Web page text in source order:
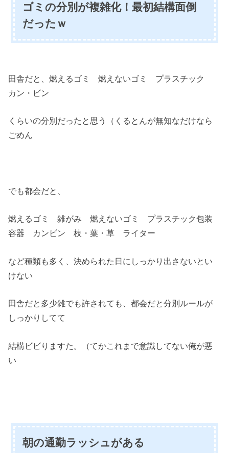
ゴミの分別が複雑化！最初結構面倒
だったｗ
田舎だと、燃えるゴミ 燃えないゴミ プラスチック
カン・ビン
くらいの分別だったと思う（くるとんが無知なだけなら
ごめん
でも都会だと、
燃えるゴミ 雑がみ 燃えないゴミ プラスチック包装
容器 カンビン 枝・葉・草 ライター
など種類も多く、決められた日にしっかり出さないとい
けない
田舎だと多少雑でも許されても、都会だと分別ルールが
しっかりしてて
結構ビビりますた。（てかこれまで意識してない俺が悪
い
朝の通勤ラッシュがある